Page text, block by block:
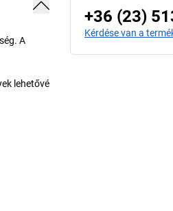
A
lehetővé
+36 (23)
Kérdése van a